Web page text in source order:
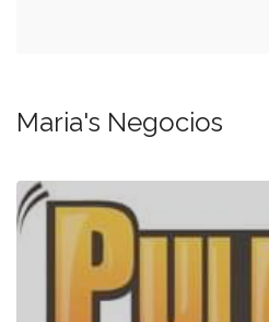
Maria's Negocios